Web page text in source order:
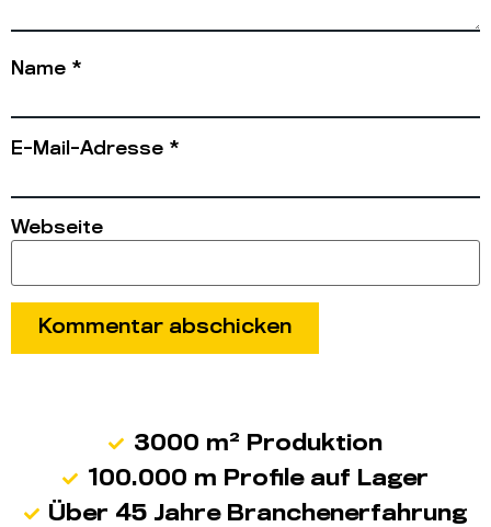
Name *
E-Mail-Adresse *
Webseite
3000 m² Produktion
100.000 m Profile auf Lager
Über 45 Jahre Branchenerfahrung